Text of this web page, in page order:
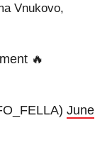
Vnukovo,
🔥
June